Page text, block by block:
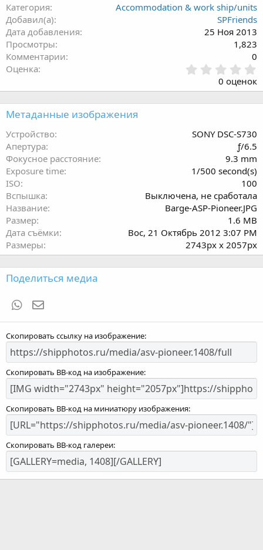
Категория
Accommodation & work ship/units
Добавил(а)
SPFriends
Дата добавления
25 Ноя 2013
Просмотры
1,823
Комментарии
0
Оценка
.
0
0 оценок
Метаданные изображения
Устройство
SONY DSC-S730
Апертура
ƒ/6.5
Фокусное расстояние
9.3 mm
Exposure time
1/500 second(s)
ISO
100
Вспышка
Выключена, не сработала
Название
Barge-ASP-Pioneer.JPG
Размер
1.6 MB
Дата съёмки
Вос, 21 Октябрь 2012 3:07 PM
Размеры
2743px x 2057px
Поделиться медиа
WhatsApp
Скопировать ссылку на изображение
Скопировать BB-код на изображение
Скопировать BB-код на миниатюру изображения
Скопировать BB-код галереи